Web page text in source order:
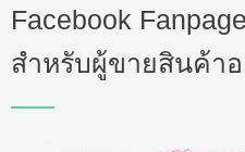
Facebook
สำหรับผู้ขายสินค้า